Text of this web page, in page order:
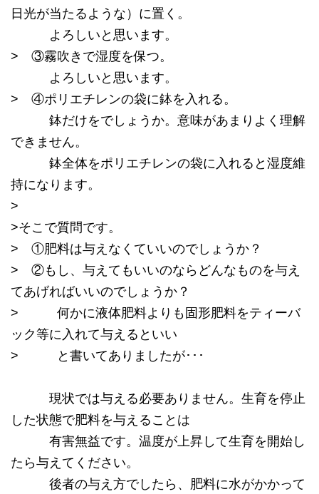
日光が当たるような）に置く。
よろしいと思います。
> ③霧吹きで湿度を保つ。
よろしいと思います。
> ④ポリエチレンの袋に鉢を入れる。
鉢だけをでしょうか。意味があまりよく理解
できません。
鉢全体をポリエチレンの袋に入れると湿度維
持になります。
>
>そこで質問です。
> ①肥料は与えなくていいのでしょうか？
> ②もし、与えてもいいのならどんなものを与え
てあげればいいのでしょうか？
> 何かに液体肥料よりも固形肥料をティーバ
ック等に入れて与えるといい
> と書いてありましたが･･･
現状では与える必要ありません。生育を停止
した状態で肥料を与えることは
有害無益です。温度が上昇して生育を開始し
たら与えてください。
後者の与え方でしたら、肥料に水がかかって